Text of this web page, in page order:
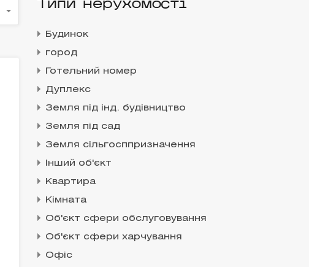
Типи нерухомості
Будинок
город
Готельний номер
Дуплекс
Земля під інд. будівництво
Земля під сад
Земля сільгосппризначення
Інший об'єкт
Квартира
Кімната
Об'єкт сфери обслуговування
Об'єкт сфери харчування
Офіс